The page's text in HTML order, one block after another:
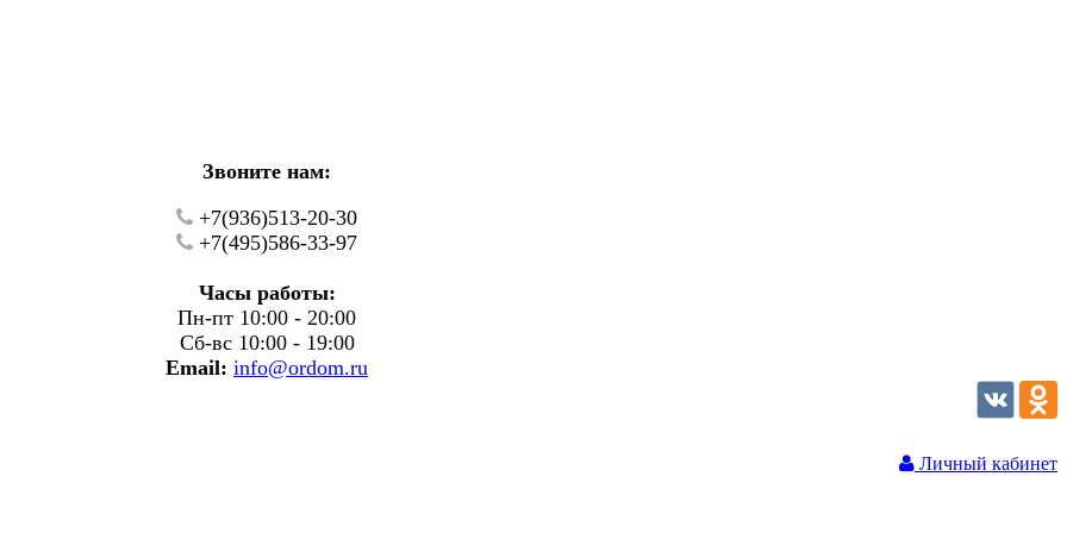
Звоните нам:
+7(936)513-20-30
+7(495)586-33-97
Часы работы:
Пн-пт 10:00 - 20:00
Сб-вс 10:00 - 19:00
Email: info@ordom.ru
Личный кабинет